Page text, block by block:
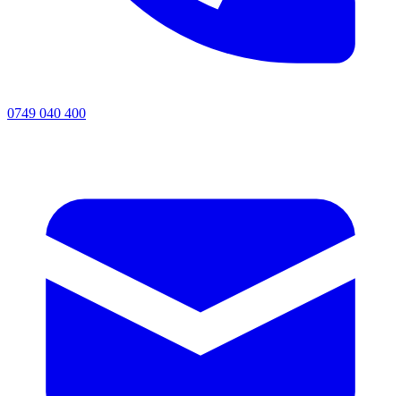
0749 040 400